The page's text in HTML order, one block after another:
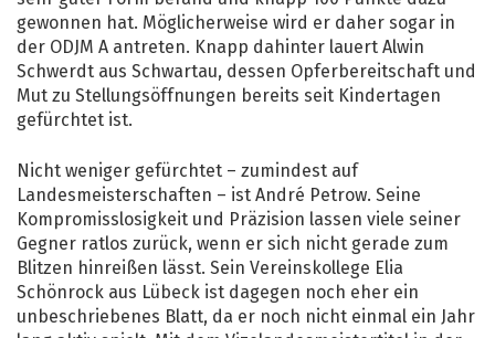
gewonnen hat. Möglicherweise wird er daher sogar in
der ODJM A antreten. Knapp dahinter lauert Alwin
Schwerdt aus Schwartau, dessen Opferbereitschaft und
Mut zu Stellungsöffnungen bereits seit Kindertagen
gefürchtet ist.
Nicht weniger gefürchtet – zumindest auf
Landesmeisterschaften – ist André Petrow. Seine
Kompromisslosigkeit und Präzision lassen viele seiner
Gegner ratlos zurück, wenn er sich nicht gerade zum
Blitzen hinreißen lässt. Sein Vereinskollege Elia
Schönrock aus Lübeck ist dagegen noch eher ein
unbeschriebenes Blatt, da er noch nicht einmal ein Jahr